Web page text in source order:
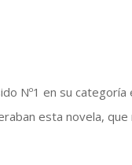
Nº1 en su categoría
esta novela, que